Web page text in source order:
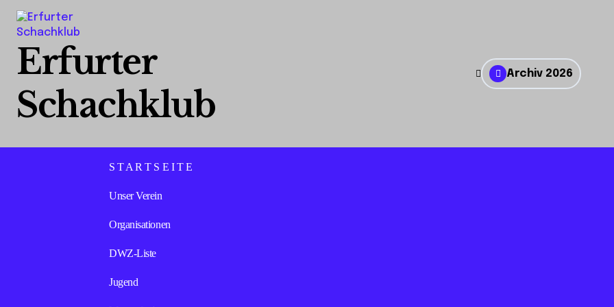
Erfurter
Schachklub
Archiv 2026
S T A R T S E I T E
Unser Verein
Organisationen
DWZ-Liste
Jugend